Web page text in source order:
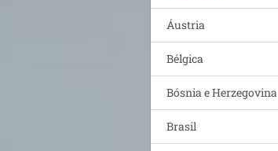
Áustria
Bélgica
Bósnia e Herzegovina
Brasil